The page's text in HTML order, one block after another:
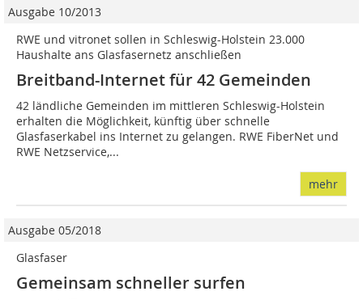
Ausgabe 10/2013
RWE und vitronet sollen in Schleswig-Holstein 23.000
Haushalte ans Glasfasernetz anschließen
Breitband-Internet für 42 Gemeinden
42 ländliche Gemeinden im mittleren Schleswig-Holstein
erhalten die Möglichkeit, künftig über schnelle
Glasfaserkabel ins Internet zu gelangen. RWE FiberNet und
RWE Netzservice,...
mehr
Ausgabe 05/2018
Glasfaser
Gemeinsam schneller surfen